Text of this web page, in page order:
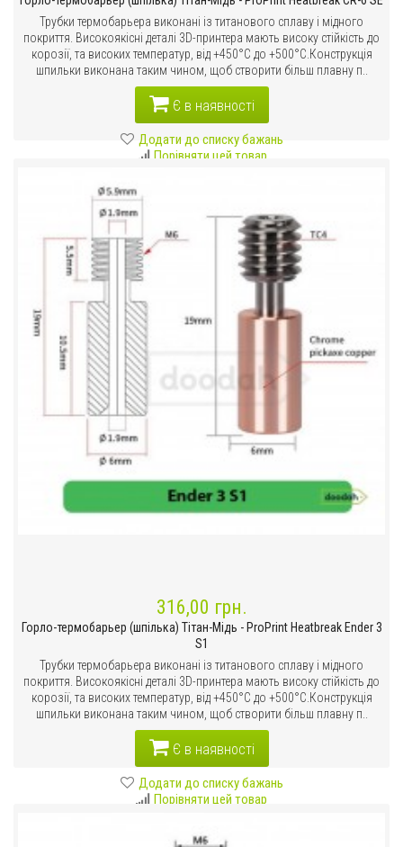
Трубки термобарьера виконані із титанового сплаву і мідного
покриття. Високоякісні деталі 3D-принтера мають високу стійкість до
корозії, та високих температур, від +450°C до +500°C.Конструкція
шпильки виконана таким чином, щоб створити більш плавну п..
Є в наявності
Додати до списку бажань
Порівняти цей товар
316,00 грн.
Горло-термобарьер (шпілька) Тітан-Мідь - ProPrint Heatbreak Ender 3
S1
Трубки термобарьера виконані із титанового сплаву і мідного
покриття. Високоякісні деталі 3D-принтера мають високу стійкість до
корозії, та високих температур, від +450°C до +500°C.Конструкція
шпильки виконана таким чином, щоб створити більш плавну п..
Є в наявності
Додати до списку бажань
Порівняти цей товар